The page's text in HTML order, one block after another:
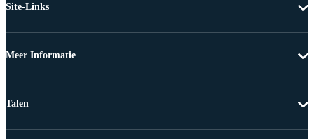
Site-Links
Meer Informatie
Talen